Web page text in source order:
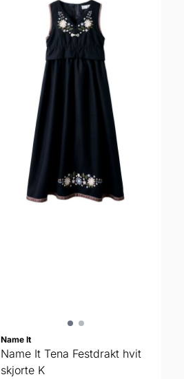
Name It
Name It Tena Festdrakt hvit
skjorte K